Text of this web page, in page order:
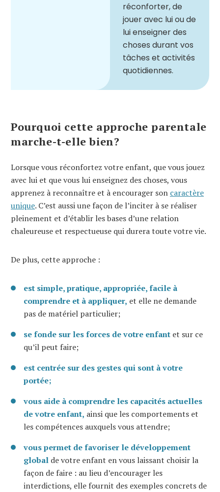
réconforter, de
jouer avec lui ou de
lui enseigner des
choses durant vos
tâches et activités
quotidiennes.
Pourquoi cette approche parentale
marche-t-elle bien?
Lorsque vous réconfortez votre enfant, que vous jouez
avec lui et que vous lui enseignez des choses, vous
apprenez à reconnaître et à encourager son caractère
unique. C’est aussi une façon de l’inciter à se réaliser
pleinement et d’établir les bases d’une relation
chaleureuse et respectueuse qui durera toute votre vie.
De plus, cette approche :
est simple, pratique, appropriée, facile à
comprendre et à appliquer, et elle ne demande
pas de matériel particulier;
se fonde sur les forces de votre enfant et sur ce
qu’il peut faire;
est centrée sur des gestes qui sont à votre
portée;
vous aide à comprendre les capacités actuelles
de votre enfant, ainsi que les comportements et
les compétences auxquels vous attendre;
vous permet de favoriser le développement
global de votre enfant en vous laissant choisir la
façon de faire : au lieu d’encourager les
interdictions, elle fournit des exemples concrets de